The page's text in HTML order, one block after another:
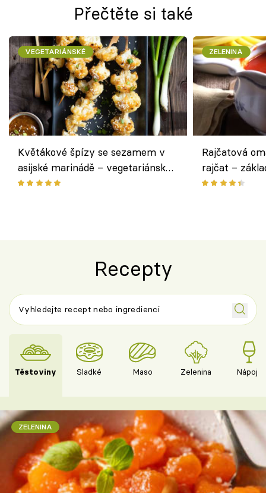
Přečtěte si také
VEGETARIÁNSKÉ
Květákové špízy se sezamem v
asijské marinádě – vegetariánská
chuťovka z grilu
ZELENINA
Rajčatová
rajčat –
Recepty
Těstoviny Sladké Maso Zelenina Nápoje
ZELENINA